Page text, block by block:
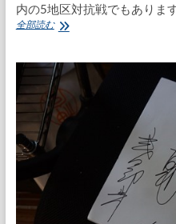
内の5地区対抗戦でもありま
全部読む村
動
会
開
催!
ん
で